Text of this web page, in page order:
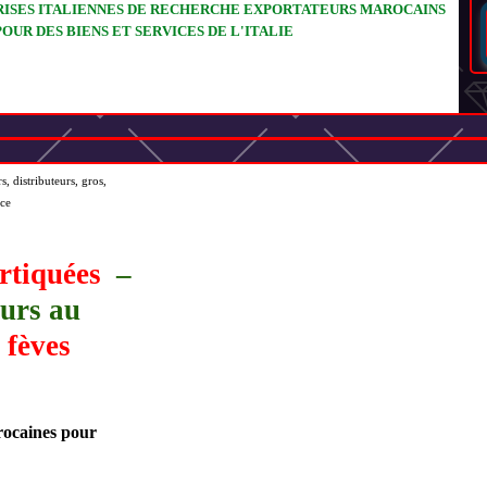
ITALIENNES DE RECHERCHE EXPORTATEURS MAROCAINS
DES BIENS ET SERVICES DE L'ITALIE
distributeurs, gros,
–
au
fèves
pour